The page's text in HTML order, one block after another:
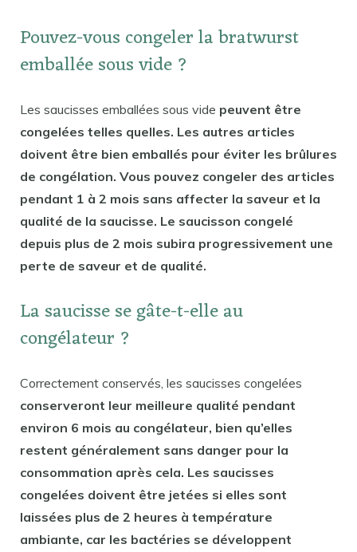
Pouvez-vous congeler la bratwurst
emballée sous vide ?
Les saucisses emballées sous vide peuvent être
congelées telles quelles. Les autres articles
doivent être bien emballés pour éviter les brûlures
de congélation. Vous pouvez congeler des articles
pendant 1 à 2 mois sans affecter la saveur et la
qualité de la saucisse. Le saucisson congelé
depuis plus de 2 mois subira progressivement une
perte de saveur et de qualité.
La saucisse se gâte-t-elle au
congélateur ?
Correctement conservés, les saucisses congelées
conserveront leur meilleure qualité pendant
environ 6 mois au congélateur, bien qu’elles
restent généralement sans danger pour la
consommation après cela. Les saucisses
congelées doivent être jetées si elles sont
laissées plus de 2 heures à température
ambiante, car les bactéries se développent